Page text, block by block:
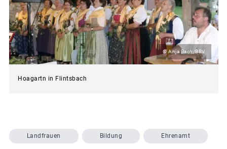
© Anja Bach/BBV
Hoagartn in Flintsbach
Landfrauen Bildung Ehrenamt